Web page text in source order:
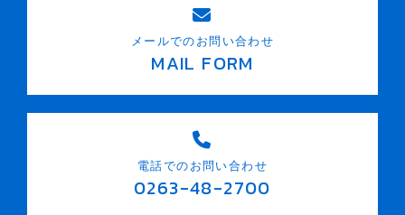
メールでのお問い合わせ
MAIL FORM
電話でのお問い合わせ
0263-48-2700